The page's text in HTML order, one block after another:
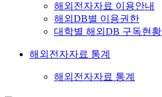
해외전자자료 이용안내
해외DB별 이용권한
대학별 해외DB 구독현황
해외전자자료 통계
해외전자자료 통계